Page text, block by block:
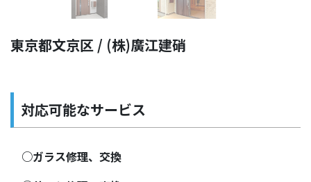
東京都文京区 / (株)廣江建硝
対応可能なサービス
○ガラス修理、交換